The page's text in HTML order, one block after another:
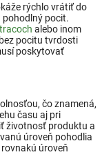
rýchlo vrátiť do
pohodlný pocit.
alebo inom
pocitu tvrdosti
poskytovať
čo znamená,
času aj pri
životnosť produktu a
úroveň pohodlia
úroveň